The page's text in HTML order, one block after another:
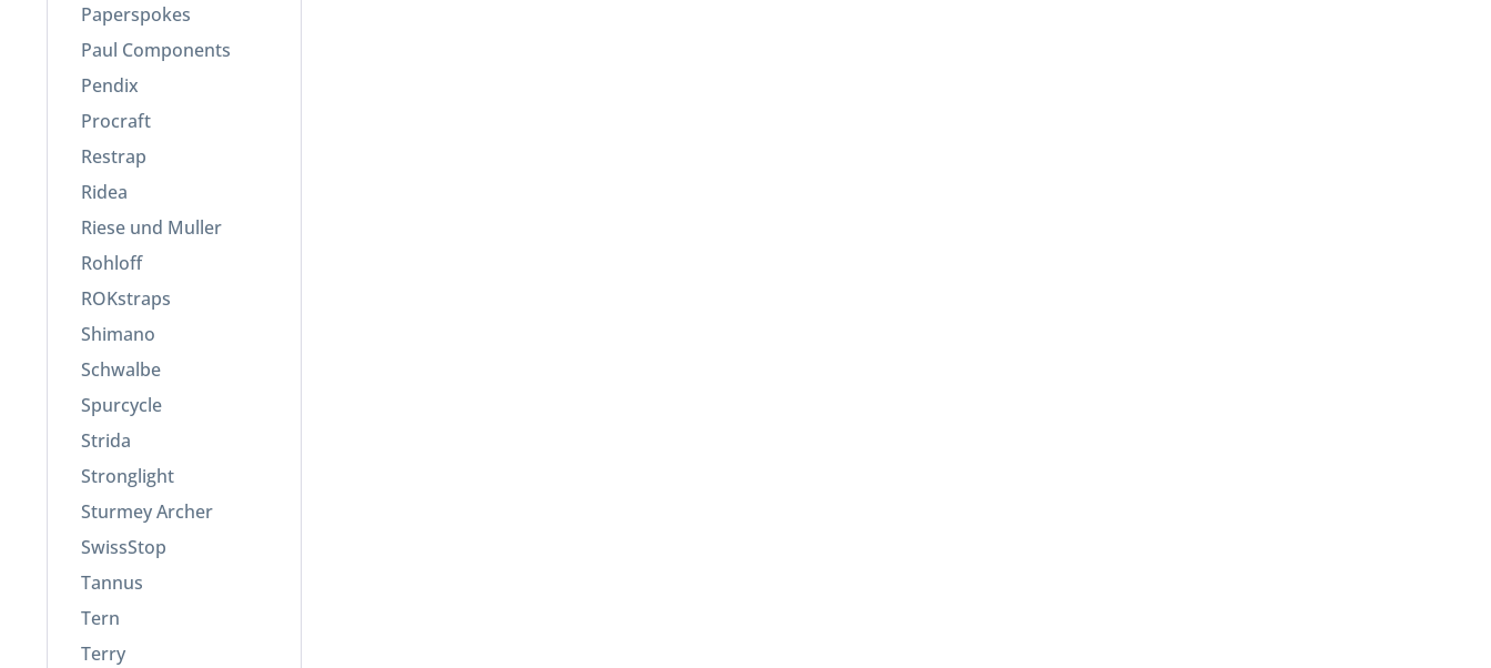
Paperspokes
Paul Components
Pendix
Procraft
Restrap
Ridea
Riese und Muller
Rohloff
ROKstraps
Shimano
Schwalbe
Spurcycle
Strida
Stronglight
Sturmey Archer
SwissStop
Tannus
Tern
Terry